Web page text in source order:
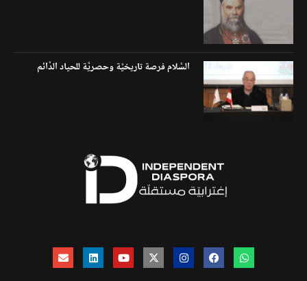
السَّلام فرصة تاريخيَّة وحصريَّة للحياد الدَّائم